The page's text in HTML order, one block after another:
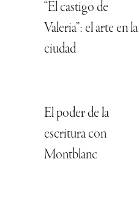
“El castigo de
Valeria”: el arte en la
ciudad
El poder de la
escritura con
Montblanc